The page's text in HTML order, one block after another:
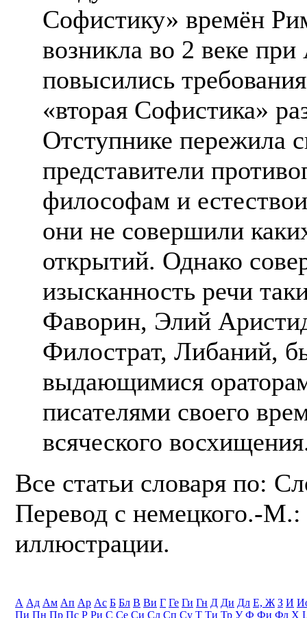
Софистику» времён
возникла во 2 веке
повысились
«вторая Софистика»
Отступнике пережила
представители
философам и
они не совершили
открытий. Однако
изысканность речи
Фаворин, Элий
Филострат, Либаний,
выдающимися
писателями своего
всяческого
Все статьи словаря по:
Перевод с немецкого.-
иллюстрации.
А Ад Ам Ап Ар Ас Б Бл В Ви Г Ге Ги Гн Д Ди Дл Е, Ж З И
Пи Пн Пр Пс Р Ри С Се Си Сл Сп Су Т Ти Тр У Ф Фи Фл Х